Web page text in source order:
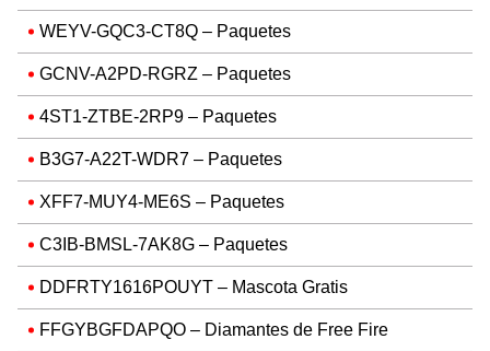
WEYV-GQC3-CT8Q – Paquetes
GCNV-A2PD-RGRZ – Paquetes
4ST1-ZTBE-2RP9 – Paquetes
B3G7-A22T-WDR7 – Paquetes
XFF7-MUY4-ME6S – Paquetes
C3IB-BMSL-7AK8G – Paquetes
DDFRTY1616POUYT – Mascota Gratis
FFGYBGFDAPQO – Diamantes de Free Fire